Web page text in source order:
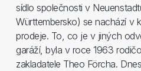
sídlo společnosti v
Württembersko) se nachází v
prodeje. To, co je v jiných
garáží, byla v roce 1963
zakladatele Theo Förcha.